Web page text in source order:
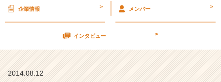
（木）
社
案
企業情報 > メンバー >
インタビュー >
2014.08.12